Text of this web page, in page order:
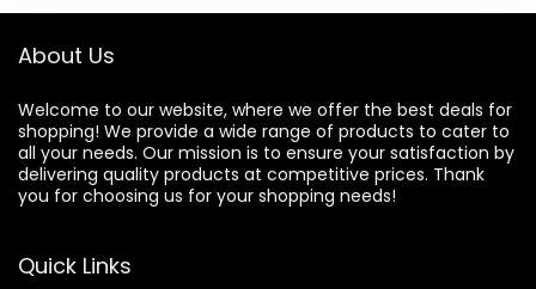
About Us
Welcome to our website, where we offer the best deals for
shopping! We provide a wide range of products to cater to
all your needs. Our mission is to ensure your satisfaction by
delivering quality products at competitive prices. Thank
you for choosing us for your shopping needs!
Quick Links